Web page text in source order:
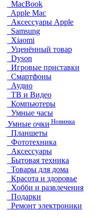
MacBook
Apple Mac
Аксессуары Apple
Samsung
Xiaomi
Уценённый товар
Dyson
Игровые приставки
Смартфоны
Аудио
ТВ и Видео
Компьютеры
Умные часы
Умные очки Новинка
Планшеты
Фототехника
Аксессуары
Бытовая техника
Товары для дома
Красота и здоровье
Хобби и развлечения
Подарки
Ремонт электроники